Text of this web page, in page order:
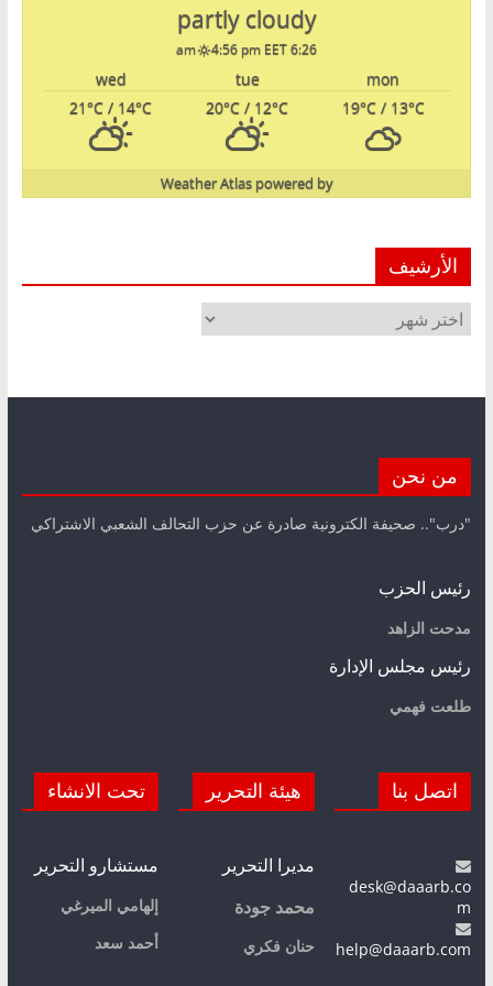
partly cloudy
6:26 am
4:56 pm EET
mon
tue
wed
19°C/ 13°C
20°C / 12°C
21°C / 14°C
powered by
Weather Atlas
الأرشيف
الأرشيف
من نحن
"درب".. صحيفة الكترونية صادرة عن حزب التحالف الشعبي الاشتراكي
رئيس الحزب
مدحت الزاهد
رئيس مجلس الإدارة
طلعت فهمي
اتصل بنا
desk@daaarb.co
m
help@daaarb.com
هيئة التحرير
مديرا التحرير
محمد جودة
حنان فكري
تحت الانشاء
مستشارو التحرير
إلهامي الميرغي
أحمد سعد